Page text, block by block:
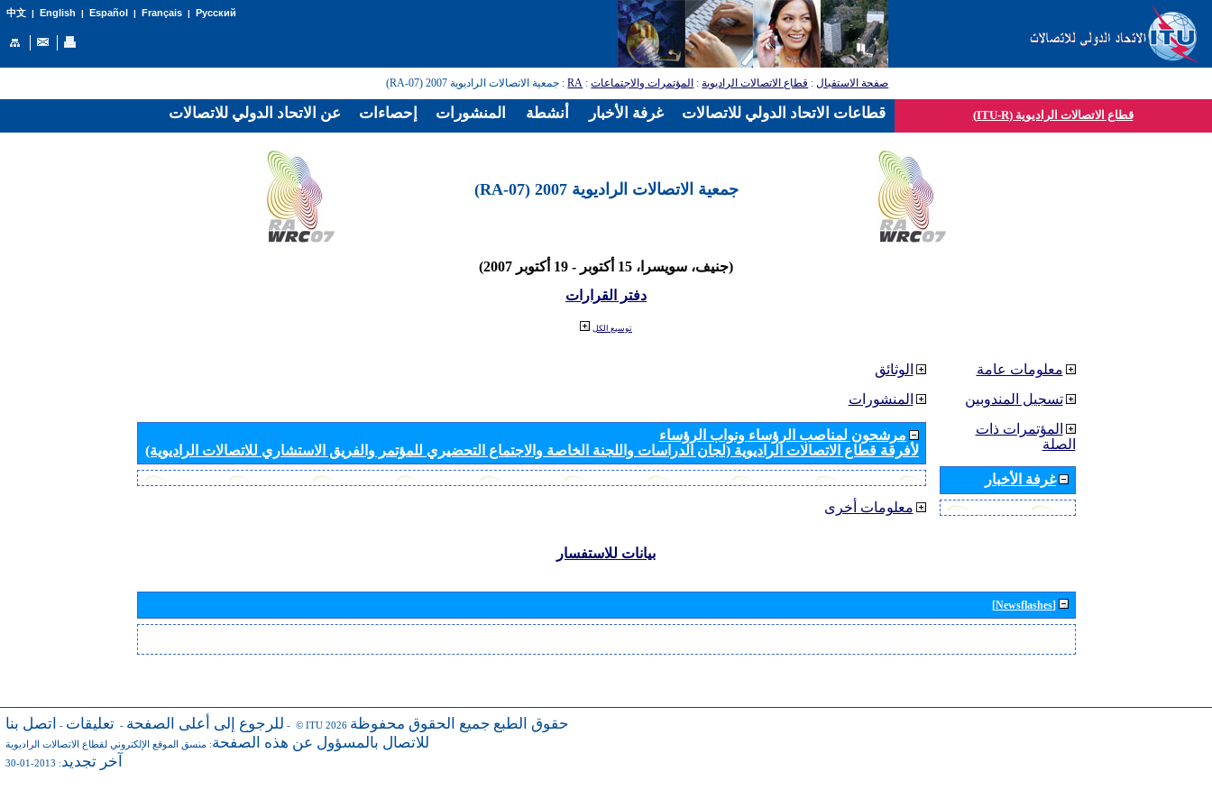
中文| English | Español | Français| Русский
صفحة الاستقبال: قطاع الاتصالات الراديوية: المؤتمرات والاجتماعات:
RA: جمعية الاتصالات الراديوية 2007 (RA-07)
قطاع الاتصالات الراديوية (ITU-R)
جمعية الاتصالات الراديوية 2007 (RA-07)
(جنيف، سويسرا، 15 أكتوبر - 19 أكتوبر 2007)
دفتر القرارات
توسيع الكل
الوثائق
المنشورات
مرشحون لمناصب الرؤساء ونواب الرؤساء
لأفرقة قطاع الاتصالات الراديوية (لجان الدراسات واللجنة الخاصة والاجتماع التحضيري للمؤتمر والفريق الاستشاري للاتصالات الراديوية)
معلومات أخرى
معلومات عامة
تسجيل المندوبين
المؤتمرات ذات
الصلة
غرفة الأخبار
بيانات للاستفسار
[Newsflashes]
للرجوع إلى أعلى الصفحة - تعليقات - اتصل بنا - © ITU 2026 حقوق الطبع جميع الحقوق محفوظة
للاتصال بالمسؤول عن هذه الصفحة: منسق الموقع الإلكتروني لقطاع الاتصالات الراديوية
آخر تجديد: 2013-01-30
عن الاتحاد الدولي للاتصالات إحصاءات المنشورات أنشطة غرفة الأخبار قطاعات الاتحاد الدولي للاتصالات